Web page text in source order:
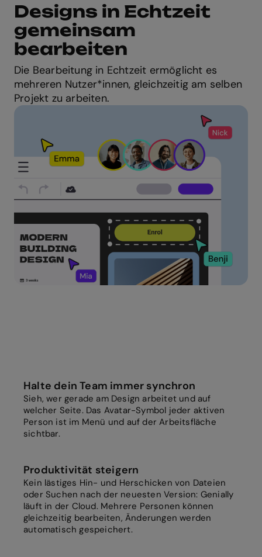
Designs in Echtzeit
gemeinsam
bearbeiten
Die Bearbeitung in Echtzeit ermöglicht es
mehreren Nutzer*innen, gleichzeitig am selben
Projekt zu arbeiten.
Halte dein Team immer synchron
Sieh, wer gerade am Design arbeitet und auf
welcher Seite. Das Avatar-Symbol jeder aktiven
Person ist im Menü und auf der Arbeitsfläche
sichtbar.
Produktivität steigern
Kein lästiges Hin- und Herschicken von Dateien
oder Suchen nach der neuesten Version: Genially
läuft in der Cloud. Mehrere Personen können
gleichzeitig bearbeiten, Änderungen werden
automatisch gespeichert.